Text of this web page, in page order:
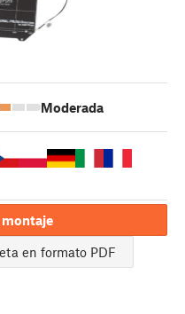
Moderada
en formato PDF